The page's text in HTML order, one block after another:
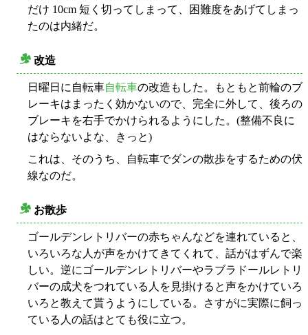
だけ 10cm 短く切ってしまって、困難度をあげてしまっ
たのは内緒だ。
改造
日曜日に自転車自転車の改造もした。もともと前輪のブ
レーキはまったく効かないので、完全に外して、後ろの
ブレーキを右手でかけられるようにした。(整備不良に
はならないよな、きっと)
これは、そのうち、自転車でダンの散歩をするための伏
線なのだ。
お散歩
ゴールデンレトリバーの赤ちゃんなどを連れていると、
いろいろな人が声をかけてきてくれて、話がはずんで楽
しい。逆にゴールデンレトリバーやラブラドールレトリ
バーの成犬をつれている人を見掛けると声をかけていろ
いろと教えて貰うようにしている。さすがに実際に飼っ
ている人の話はとても役に立つ。